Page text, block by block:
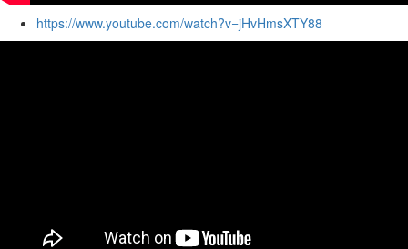
https://www.youtube.com/watch?v=jHvHmsXTY88